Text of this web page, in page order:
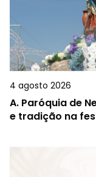
4 agosto 2026
A. Paróquia de
e tradição na